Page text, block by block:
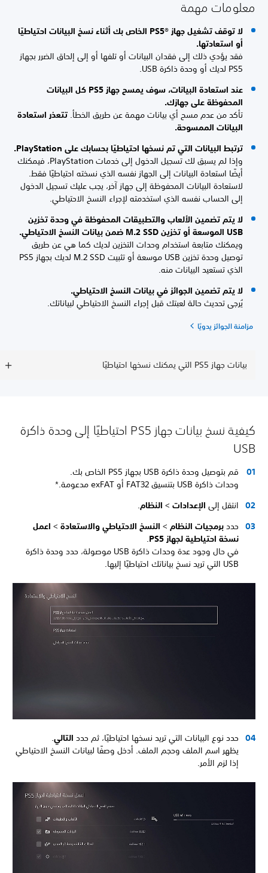
معلومات مهمة
لا توقف تشغيل جهاز PS5®‎ الخاص بك أثناء نسخ البيانات احتياطيًا
أو استعادتها.
فقد يؤدي ذلك إلى فقدان البيانات أو تلفها أو إلى إلحاق الضرر بجهاز
PS5 لديك أو وحدة ذاكرة USB.
عند استعادة البيانات، سوف يمسح جهاز PS5 كل البيانات
المحفوظة على جهازك.
تأكد من عدم مسح أي بيانات مهمة عن طريق الخطأ.تتعذر استعادة
البيانات الممسوحة.
ترتبط البيانات التي تم نسخها احتياطيًا بحسابك على PlayStation.
وإذا لم يسبق لك تسجيل الدخول إلى خدمات PlayStation، فيمكنك
أيضًا استعادة البيانات إلى الجهاز نفسه الذي نسخته احتياطيًا فقط.
لاستعادة البيانات المحفوظة إلى جهاز آخر، يجب عليك تسجيل الدخول
إلى الحساب نفسه الذي استخدمته لإجراء النسخ الاحتياطي.
لا يتم تضمين الألعاب والتطبيقات المحفوظة في وحدة تخزين
USB الموسعة أو تخزين M.2 SSD ضمن بيانات النسخ الاحتياطي.
ويمكنك متابعة استخدام وحدات التخزين لديك كما هي عن طريق
توصيل وحدة تخزين USB موسعة أو تثبيت M.2 SSD لديك بجهاز PS5
الذي تستعيد البيانات منه.
لا يتم تضمين الجوائز في بيانات النسخ الاحتياطي.
يُرجى تحديث حالة لعبتك قبل إجراء النسخ الاحتياطي لبياناتك.
مزامنة الجوائز يدويًا
بيانات جهاز PS5 التي يمكنك نسخها احتياطيًا
كيفية نسخ بيانات جهاز PS5 احتياطيًا إلى وحدة ذاكرة
USB
قم بتوصيل وحدة ذاكرة USB بجهاز PS5 الخاص بك.
وحدات ذاكرة USB بتنسيق FAT32 أو exFAT مدعومة.*
انتقل إلىالإعدادات>النظام.
حددبرمجيات النظام>النسخ الاحتياطي والاستعادة>اعمل
نسخة احتياطية لجهاز PS5
.
في حال وجود عدة وحدات ذاكرة USB موصولة، حدد وحدة ذاكرة
USB التي تريد نسخ بياناتك احتياطيًا إليها.
حدد نوع البيانات التي تريد نسخها احتياطيًا، ثم حددالتالي.
يظهر اسم الملف وحجم الملف. أدخل وصفًا لبيانات النسخ الاحتياطي
إذا لزم الأمر.